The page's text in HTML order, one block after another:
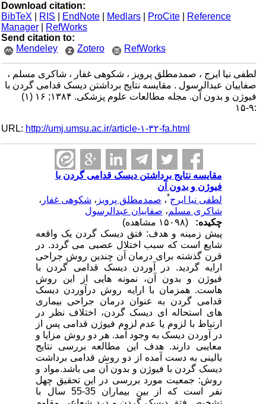
Download citation:
BibTeX
| RIS |EndNote |Medlars |ProCite |Reference
Manager
|RefWorks
Send citation to:
Mendeley
Zotero RefWorks
لطفی نیا ایرج ، صمدمطلق پرویز ، شکوهی غفار ، شاکری مسلم ،
صفاییان عبدالرسول . مقایسه نتایج برداشتن دیسک قدامی گردن با
فیوژن و بدون آن. مجله مطالعات علوم پزشکی. ۱۳۸۴; ۱۶ (۱)
URL:http://umj.umsu.ac.ir/article-۱-۳۲-fa.html
مقایسه نتایج برداشتن دیسک قدامی گردن با
فیوژن و بدون آن
لطفی نیا ایرج *،صمدمطلق پرویز، شکوهی غفار،
شاکری مسلم،صفاییان عبدالرسول
چکیده:
پیش زمینه و هدف: فتق دیسک گردن یک واقعه
شایع است که سبب اختلال عصبی می گردد. در
قرن گذشته برای درمان آن چندین روش جراحی
ارایه گردید. در آوردن دیسک قدامی گردن با
فیوژن و بدون آن، نمونه هایی از این روش
هاست. همزمان با ارایه روش درآوردن دیسک
قدامی گردن به عنوان درمان جراحی بیماری
های استحاله ای دیسک گردن، اختلاف نظر در
ارتباط با لزوم یا عدم لزوم فیوژن قدامی پس از
در آوردن دیسک به وجود آمد. هر دو روش مزایا و
معایبی دارند. هدف این مطالعه بررسی نتایج
بالینی به دست آمده از دو روش قدامی برداشت
دیسک گردن با فیوژن و بدون آن می باشد.مواد و
روش: جمعیت مورد بررسی در این تحقیق چهل
نفر است که از بین بیماران 35-55 سال با